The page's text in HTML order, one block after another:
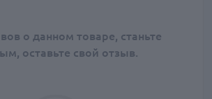
о данном товаре, станьте
оставьте свой отзыв.